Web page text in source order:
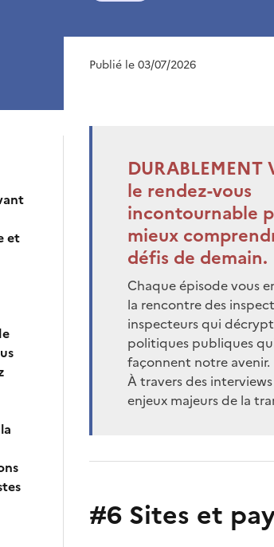
et
Publié le 03/07/2026
DURABLEMENT
le rendez-vous
incontournable
mieux
défis de demain.
Chaque épisode vous
la rencontre des
inspecteurs qui
politiques publiques
façonnent notre avenir.
À travers des
enjeux majeurs de la
#6 Sites et